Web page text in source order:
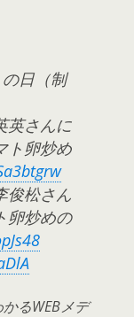
の日（制
さんに
ト卵炒め
松さん
卵炒めの
るWEBメデ